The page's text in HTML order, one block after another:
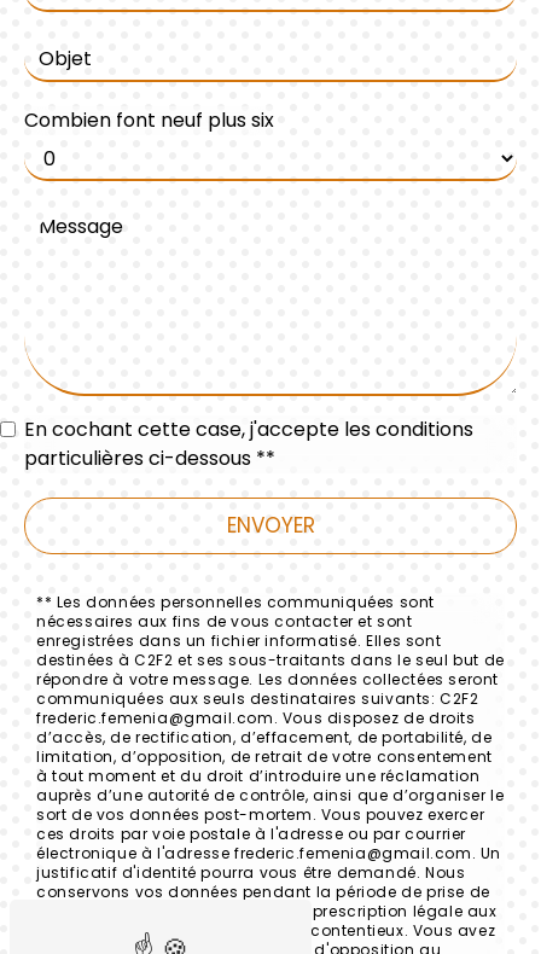
Combien font neuf plus six
En cochant cette case, j'accepte les conditions
particulières ci-dessous **
ENVOYER
** Les données personnelles communiquées sont
nécessaires aux fins de vous contacter et sont
enregistrées dans un fichier informatisé. Elles sont
destinées à C2F2 et ses sous-traitants dans le seul but de
répondre à votre message. Les données collectées seront
communiquées aux seuls destinataires suivants: C2F2
frederic.femenia@gmail.com. Vous disposez de droits
d’accès, de rectification, d’effacement, de portabilité, de
limitation, d’opposition, de retrait de votre consentement
à tout moment et du droit d’introduire une réclamation
auprès d’une autorité de contrôle, ainsi que d’organiser le
sort de vos données post-mortem. Vous pouvez exercer
ces droits par voie postale à l'adresse ou par courrier
électronique à l'adresse frederic.femenia@gmail.com. Un
justificatif d'identité pourra vous être demandé. Nous
conservons vos données pendant la période de prise de
contact puis pendant la durée de prescription légale aux
fins probatoires et de gestion des contentieux. Vous avez